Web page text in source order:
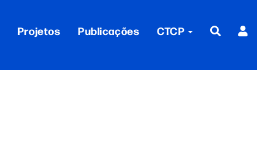
Projetos Publicações CTCP